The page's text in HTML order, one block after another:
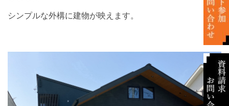
シンプルな外構に建物が映えます。